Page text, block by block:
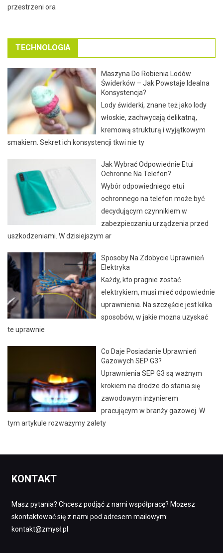
przestrzeni ora
TECHNOLOGIA
Maszyna Do Robienia Lodów
Świderków – Jak Powstaje Idealna
Konsystencja?
Lody świderki, znane też jako lody
włoskie, zachwycają delikatną,
kremową strukturą i wyjątkowym
smakiem. Sekret ich konsystencji tkwi nie ty
Jak Wybrać Odpowiednie Etui
Ochronne Na Telefon?
Wybór odpowiedniego etui
ochronnego na telefon może być
decydującym czynnikiem w
zabezpieczaniu urządzenia przed
uszkodzeniami. W dzisiejszym ar
Sposoby Na Zdobycie Uprawnień
Elektryka
Każdy, kto pragnie zostać
elektrykiem, musi mieć odpowiednie
uprawnienia. Na szczęście jest kilka
sposobów, w jakie można uzyskać
te uprawnie
Co Daje Posiadanie Uprawnień
Gazowych SEP G3?
Uprawnienia SEP G3 są ważnym
krokiem na drodze do stania się
zawodowym inżynierem
pracującym w branży gazowej. W
tym artykule rozważymy zalety
KONTAKT
Masz pytania? Chcesz podjąć z nami współpracę? Możesz
skontaktować się z nami pod adresem mailowym:
kontakt@zmysł.pl